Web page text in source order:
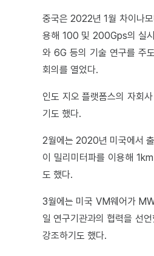
중국은 2022년 1월 차이나
용해 100 및 200Gps의 실
와 6G 등의 기술 연구를 주
회의를 열었다.
인도 지오 플랫폼스의 자회
기도 했다.
2월에는 2020년 미국에서
이 밀리미터파를 이용해
도 했다.
3월에는 미국 VM웨어가
일 연구기관과의 협력을 선
강조하기도 했다.